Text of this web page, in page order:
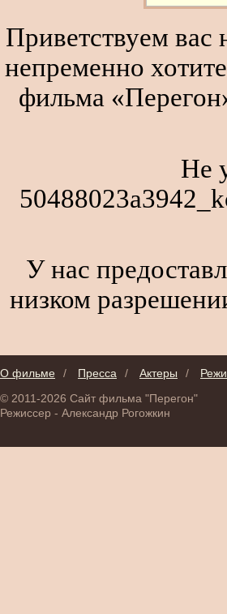
Приветствуем вас
непременно
фильма
Не
У нас
низком
О фильме / Пресса / Актеры /
© 2011-2026 Сайт фильма "Перегон"
Режиссер - Александр Рогожкин